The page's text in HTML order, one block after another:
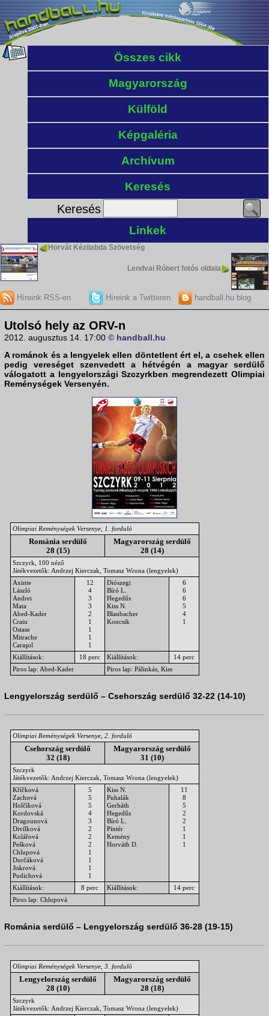
Összes cikk
Magyarország
Külföld
Képgaléria
Archívum
Keresés
Keresés
Linkek
Horvát Kézilabda Szövetség
Lendvai Róbert fotós oldala
Híreink RSS-en Híreink a Twitteren handball.hu blog
Utolsó hely az ORV-n
2012. augusztus 14. 17:00 © handball.hu
A románok és a lengyelek ellen döntetlent ért el, a csehek ellen
pedig vereséget szenvedett a hétvégén a magyar serdülő
válogatott a lengyelországi Szczyrkben megrendezett Olimpiai
Reménységek Versenyén.
Olimpiai Reménységek Versenye, 1. forduló
Románia serdülő
28 (15)
Magyarország serdülő
28 (14)
Szczyrk, 100 néző
Játékvezetők: Andrzej Kierczak, Tomasz Wrona (lengyelek)
Axinte
László
Andrei
Mata
Abed-Kader
Craiu
Ostase
Mitrache
Caraşol
12
4
3
3
2
1
1
1
1
Diószegi
Bíró L.
Hegedűs
Kiss N.
Blaubacher
Koncsik
6
6
6
5
4
1
Kiállítások: 18 perc Kiállítások:
14 perc
Piros lap: Abed-Kader
Piros lap: Pálinkás, Kiss
Lengyelország serdülő – Csehország serdülő 32-22 (14-10)
Olimpiai Reménységek Versenye, 2. forduló
Csehország serdülő
32 (18)
Magyarország serdülő
31 (10)
Szczyrk
Játékvezetők: Andrzej Kierczak, Tomasz Wrona (lengyelek)
Kříčková
Zachová
Holčíková
Kordovská
Dragounová
Divílková
Kolářová
Pešková
Chlupová
Durčáková
Jiskrová
Pudichová
5
5
5
4
3
2
2
2
1
1
1
1
Kiss N.
Puhalák
Gerháth
Hegedűs
Bíró L.
Pintér
Kemény
Horváth D.
11
8
5
2
2
1
1
1
Kiállítások: 8 perc Kiállítások:
14 perc
Piros lap: Chlupová
Románia serdülő – Lengyelország serdülő 36-28 (19-15)
Olimpiai Reménységek Versenye, 3. forduló
Lengyelország serdülő
28 (10)
Magyarország serdülő
28 (18)
Szczyrk
Játékvezetők: Andrzej Kierczak, Tomasz Wrona (lengyelek)